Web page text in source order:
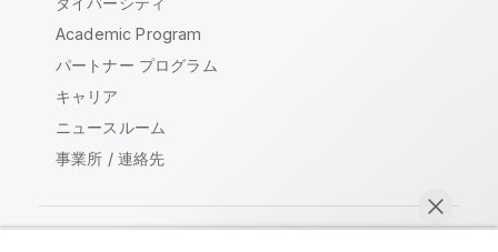
Academic Program
パートナー プログラム
キャリア
ニュースルーム
事業所 / 連絡先